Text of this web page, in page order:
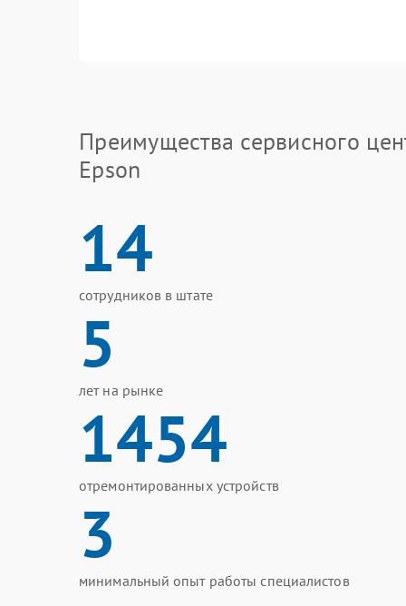
Преимущества сервисного
Epson
14
сотрудников в штате
5
лет на рынке
1454
отремонтированных устройств
3
минимальный опыт работы специалистов